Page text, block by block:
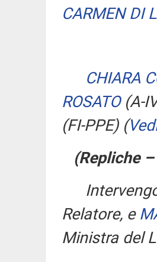
CARMEN DI
CHIARA
ROSATO(A-
(FI-PPE) (
(Repliche
Relatore, e
Ministra del